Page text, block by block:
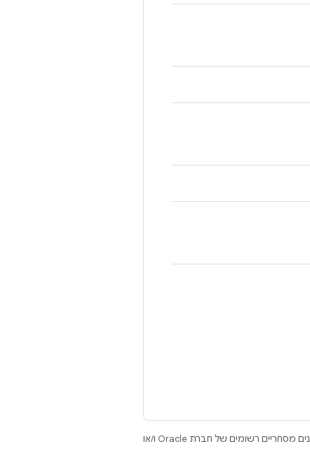
.‏ Java ו-OpenJDK הם סימנים מסחריים או סימנים מסחריים רשומים של חברת Oracle ו/או